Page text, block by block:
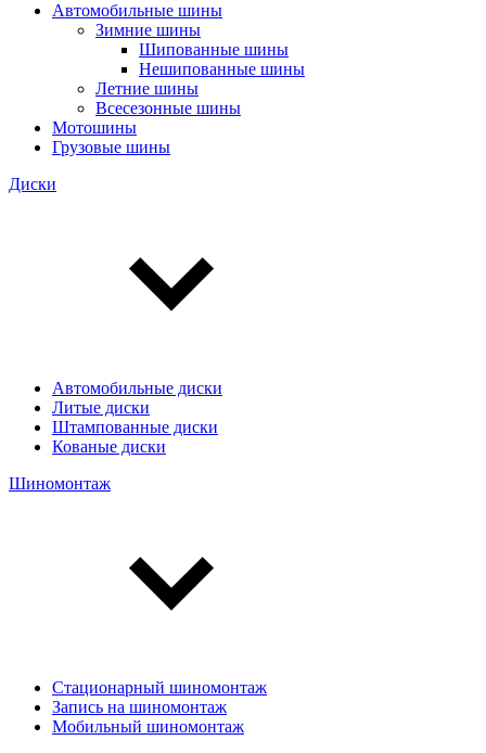
Автомобильные шины
Зимние шины
Шипованные шины
Нешипованные шины
Летние шины
Всесезонные шины
Мотошины
Грузовые шины
Диски
Автомобильные диски
Литые диски
Штампованные диски
Кованые диски
Шиномонтаж
Стационарный шиномонтаж
Запись на шиномонтаж
Мобильный шиномонтаж